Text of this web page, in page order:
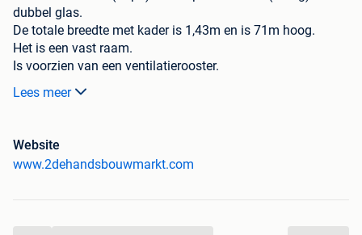
dubbel glas.
De totale breedte met kader is 1,43m en is 71m hoog.
Het is een vast raam.
Is voorzien van een ventilatierooster.
De prijs is per stuk maar heb er zo 2 stuks van.
Op mijn eigen website , www.2dehandsbouwmarkt.com
vind je meer dan 1500 ramen , deuren , terrasramen en
schuiframen.
Lees meer
Website
www.2dehandsbouwmarkt.com